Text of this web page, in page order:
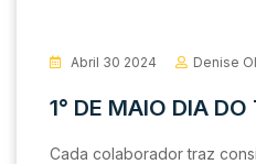
Abril 30 2024 Denise
1° DE MAIO DIA
Cada colaborador traz